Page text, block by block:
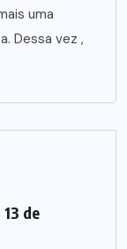
uma
Dessa vez ,
de